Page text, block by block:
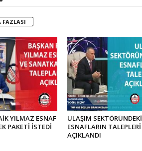
FAZLASI
YILMAZ ESNAF
PAKETİ İSTEDİ
ULAŞIM SEKTÖRÜNDEKİ
ESNAFLARIN TALEPLERİ
AÇIKLANDI